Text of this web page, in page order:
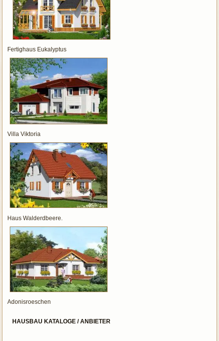
Fertighaus Eukalyptus
Villa Viktoria
Haus Walderdbeere.
Adonisroeschen
HAUSBAU KATALOGE / ANBIETER